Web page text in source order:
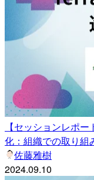
【セッションレポ
化：組織での取り組
佐藤雅樹
2024.09.10